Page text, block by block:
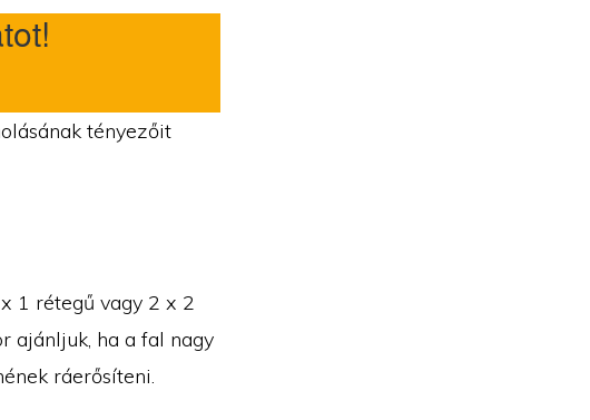
tényezőit
1 rétegű vagy 2 x 2
ajánljuk, ha a fal nagy
ráerősíteni.